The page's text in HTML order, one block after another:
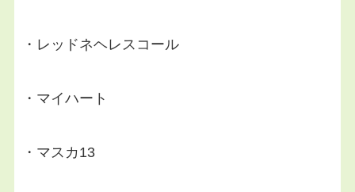
・レッドネヘレスコール
・マイハート
・マスカ13